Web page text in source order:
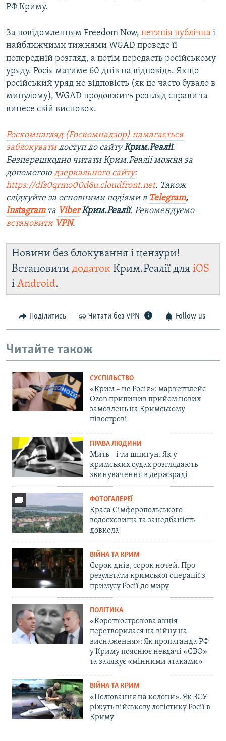
РФ Криму.
За повідомленням Freedom Now, петиція публічна і
найближчими тижнями WGAD проведе її
попередній розгляд, а потім передасть російському
уряду. Росія матиме 60 днів на відповідь. Якщо
російський уряд не відповість (як це часто бувало в
минулому), WGAD продовжить розгляд справи та
винесе свій висновок.
Роскомнагляд (Роскомнадзор) намагається
заблокуватидоступ до сайтуКрим.Реалії.
Безперешкодно читати Крим.Реалії можна за
допомогою дзеркального сайту:
https://dfs0qrmo00d6u.cloudfront.net. Також
слідкуйте за основними подіями в Telegram,
Instagramта ViberКрим.Реалії. Рекомендуємо
встановити VPN.
Новини без блокування і цензури!
Встановити додаток Крим.Реалії для iOS
і Android.
Поділитись Читати без VPN Follow us
Читайте також
СУСПІЛЬСТВО
«Крим – не Росія»: маркетплейс
Ozon припинив прийом нових
замовлень на Кримському
півострові
ПРАВА ЛЮДИНИ
Мить – і ти шпигун. Як у
кримських судах розглядають
звинувачення в держзраді
ФОТОГАЛЕРЕЇ
Краса Сімферопольського
водосховища та занедбаність
довкола
ВІЙНА ТА КРИМ
Сорок днів, сорок ночей. Про
результати кримської операції з
примусу Росії до миру
ПОЛІТИКА
«Короткострокова акція
перетворилася на війну на
виснаження»: Як пропаганда РФ
у Криму пояснює невдачі «СВО»
та залякує «мінними атаками»
ВІЙНА ТА КРИМ
«Полювання на колони». Як ЗСУ
ріжуть військову логістику Росії в
Криму